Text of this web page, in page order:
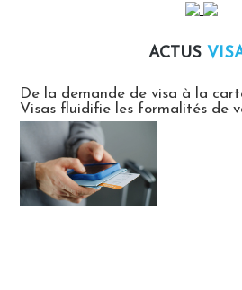
ACTUS
De la demande de visa à la
Visas fluidifie les formalités de